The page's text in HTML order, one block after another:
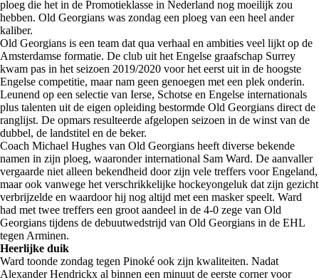
ploeg die het in de Promotieklasse in Nederland nog moeilijk zou
hebben. Old Georgians was zondag een ploeg van een heel ander
kaliber.
Old Georgians is een team dat qua verhaal en ambities veel lijkt op de
Amsterdamse formatie. De club uit het Engelse graafschap Surrey
kwam pas in het seizoen 2019/2020 voor het eerst uit in de hoogste
Engelse competitie, maar nam geen genoegen met een plek onderin.
Leunend op een selectie van Ierse, Schotse en Engelse internationals
plus talenten uit de eigen opleiding bestormde Old Georgians direct de
ranglijst. De opmars resulteerde afgelopen seizoen in de winst van de
dubbel, de landstitel en de beker.
Coach Michael Hughes van Old Georgians heeft diverse bekende
namen in zijn ploeg, waaronder international Sam Ward. De aanvaller
vergaarde niet alleen bekendheid door zijn vele treffers voor Engeland,
maar ook vanwege het verschrikkelijke hockeyongeluk dat zijn gezicht
verbrijzelde en waardoor hij nog altijd met een masker speelt. Ward
had met twee treffers een groot aandeel in de 4-0 zege van Old
Georgians tijdens de debuutwedstrijd van Old Georgians in de EHL
tegen Arminen.
Heerlijke duik
Ward toonde zondag tegen Pinoké ook zijn kwaliteiten. Nadat
Alexander Hendrickx al binnen een minuut de eerste corner voor